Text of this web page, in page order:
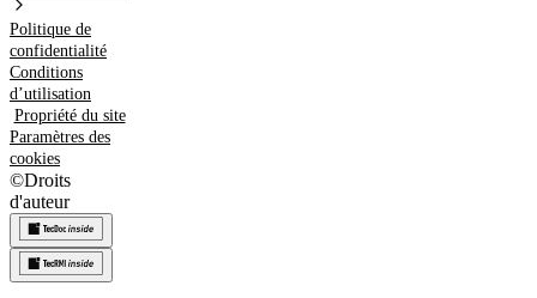
Politique de
confidentialité
Conditions
d’utilisation
Propriété du site
Paramètres des
cookies
©Droits
d'auteur